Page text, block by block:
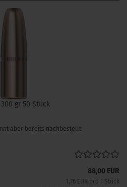
gr 50 Stück
aber bereits nachbestellt
88,00 EUR
1,76 EUR pro 1 Stück